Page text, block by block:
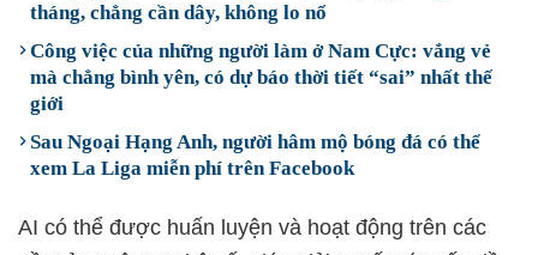
tháng, chẳng cần dây, không lo nổ
Công việc của những người làm ở Nam Cực: vắng vẻ
mà chẳng bình yên, có dự báo thời tiết “sai” nhất thế
giới
Sau Ngoại Hạng Anh, người hâm mộ bóng đá có thể
xem La Liga miễn phí trên Facebook
AI có thể được huấn luyện và hoạt động trên các